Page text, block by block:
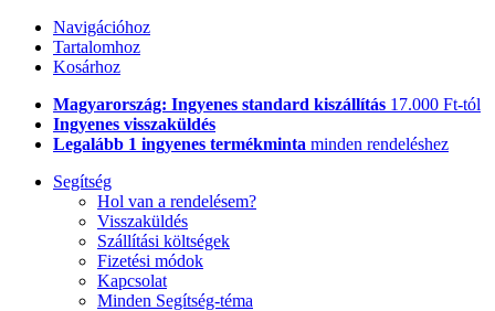
Navigációhoz
Tartalomhoz
Kosárhoz
Magyarország: Ingyenes standard kiszállítás 17.000 Ft-tól
Ingyenes visszaküldés
Legalább 1 ingyenes termékminta minden rendeléshez
Segítség
Hol van a rendelésem?
Visszaküldés
Szállítási költségek
Fizetési módok
Kapcsolat
Minden Segítség-téma